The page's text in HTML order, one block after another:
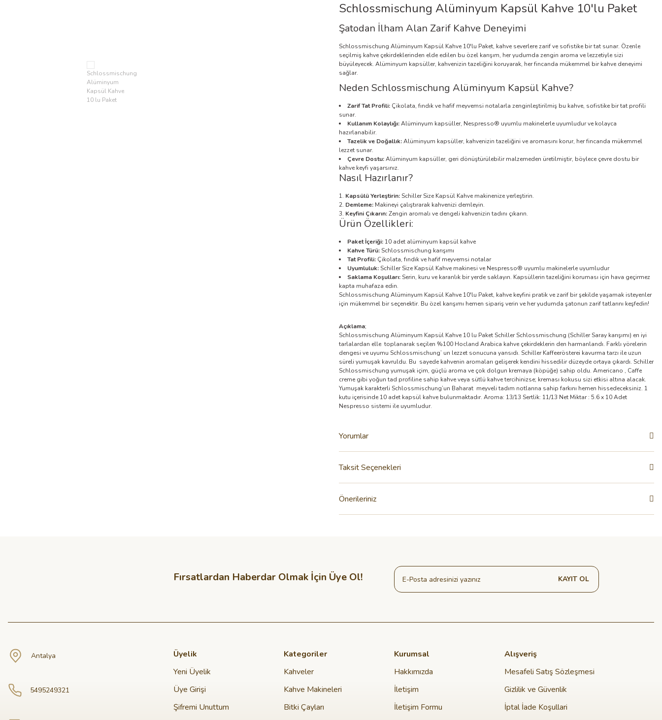
Schlossmischung Alüminyum Kapsül Kahve 10'lu Paket
Şatodan İlham Alan Zarif Kahve Deneyimi
Schlossmischung Alüminyum Kapsül Kahve 10'lu Paket, kahve severlere zarif ve sofistike bir tat sunar. Özenle
seçilmiş kahve çekirdeklerinden elde edilen bu özel karışım, her yudumda zengin aroma ve lezzetiyle sizi
büyüleyecek. Alüminyum kapsüller, kahvenizin tazeliğini koruyarak, her fincanda mükemmel bir kahve deneyimi
sağlar.
Neden Schlossmischung Alüminyum Kapsül Kahve?
Zarif Tat Profili: Çikolata, fındık ve hafif meyvemsi notalarla zenginleştirilmiş bu kahve, sofistike bir tat profili
sunar.
Kullanım Kolaylığı:Alüminyum kapsüller, Nespresso® uyumlu makinelerle uyumludur ve kolayca
hazırlanabilir.
Tazelik ve Doğallık:Alüminyum kapsüller, kahvenizin tazeliğini ve aromasını korur, her fincanda mükemmel
lezzet sunar.
Çevre Dostu:Alüminyum kapsüller, geri dönüştürülebilir malzemeden üretilmiştir, böylece çevre dostu bir
kahve keyfi yaşarsınız.
Nasıl Hazırlanır?
Kapsülü Yerleştirin:Schiller Size Kapsül Kahve makinenize yerleştirin.
Demleme: Makineyi çalıştırarak kahvenizi demleyin.
Keyfini Çıkarın:Zengin aromalı ve dengeli kahvenizin tadını çıkarın.
Ürün Özellikleri:
Paket İçeriği: 10 adet alüminyum kapsül kahve
Kahve Türü:Schlossmischung karışımı
Tat Profili: Çikolata, fındık ve hafif meyvemsi notalar
Uyumluluk:Schiller Size Kapsül Kahve makinesi ve Nespresso® uyumlu makinelerle uyumludur
Saklama Koşulları:Serin, kuru ve karanlık bir yerde saklayın. Kapsüllerin tazeliğini koruması için hava geçirmez
kapta muhafaza edin.
Schlossmischung Alüminyum Kapsül Kahve 10'lu Paket, kahve keyfini pratik ve zarif bir şekilde yaşamak isteyenler
için mükemmel bir seçenektir. Bu özel karışımı hemen sipariş verin ve her yudumda şatonun zarif tatlarını keşfedin!
Açıklama;
Schlossmischung Alüminyum Kapsül Kahve 10 lu Paket Schiller Schlossmischung (Schiller Saray karışımı) en iyi
tarlalardan elle toplanarak seçilen %100 Hocland Arabica kahve çekirdeklerin den harmanlandı. Farklı yörelerin
dengesi ve uyumu Schlossmischung’ un lezzet sonucuna yansıdı. Schiller Kaffeerösterei kavurma tarzı ile uzun
süreli yumuşak kavruldu. Bu sayede kahvenin aromaları gelişerek kendini hissedilir düzeyde ortaya çıkardı. Schiller
Schlossmischung yumuşak içim, güçlü aroma ve çok dolgun kremaya (köpüğe) sahip oldu. Americano , Caffe
creme gibi yoğun tad profiline sahip kahve veya sütlü kahve tercihinizse; kreması kokusu sizi etkisi altına alacak.
Yumuşak karakterli Schlossmischung’un Baharat meyveli tadım notlarına sahip farkını hemen hissedeceksiniz. 1
kutu içerisinde 10 adet kapsül kahve bulunmaktadır. Aroma: 13/13 Sertlik: 11/13 Net Miktar : 5.6 x 10 Adet
Nespresso sistemi ile uyumludur.
Yorumlar
Taksit Seçenekleri
Önerileriniz
Fırsatlardan Haberdar Olmak İçin Üye Ol! KAYIT OL
Antalya
5495249321
Üyelik
Yeni Üyelik
Üye Girişi
Şifremi Unuttum
Kategoriler
Kahveler
Kahve Makineleri
Bitki Çayları
Kurumsal
Hakkımızda
İletişim
İletişim Formu
Alışveriş
Mesafeli Satış Sözleşmesi
Gizlilik ve Güvenlik
İptal İade Koşullari